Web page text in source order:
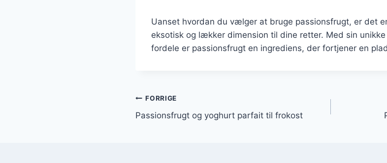
Uanset hvordan du vælger at bruge passionsfrugt, er det
eksotisk og lækker dimension til dine retter. Med sin
fordele er passionsfrugt en ingrediens, der fortjener en
Indlægsnavigation
FORRIGE
Passionsfrugt og yoghurt parfait til frokost